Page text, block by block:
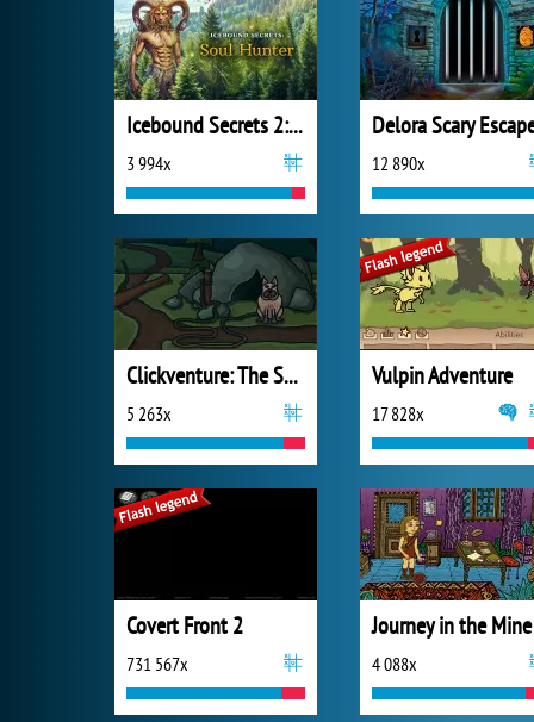
Icebound Secrets 2: Soul Hunter
3 994x 12 890x
Clickventure: The Secret Beneath
5 263x
Vulpin Adventure
17 828x
Covert Front 2
731 567x
Journey in the Mine
4 088x